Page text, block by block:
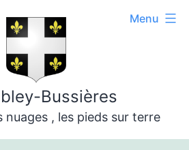
Bussières
nuages , les pieds sur terre
Menu